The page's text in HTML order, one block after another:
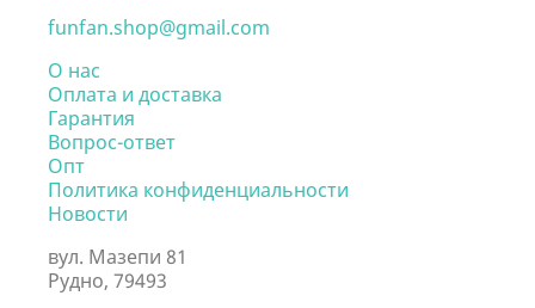
funfan.shop@gmail.com
О нас
Оплата и доставка
Гарантия
Вопрос-ответ
Опт
Политика конфиденциальности
Новости
вул. Мазепи 81
Рудно, 79493